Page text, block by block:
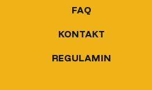
FAQ
KONTAKT
REGULAMIN